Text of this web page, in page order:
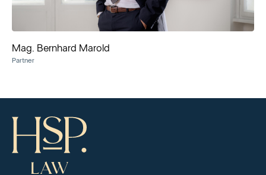
Mag. Bernhard Marold
Partner